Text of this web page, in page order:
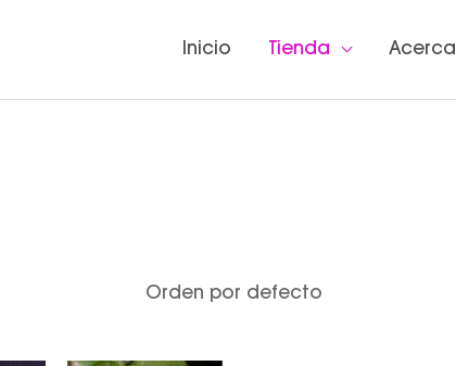
Inicio Tienda Acerca